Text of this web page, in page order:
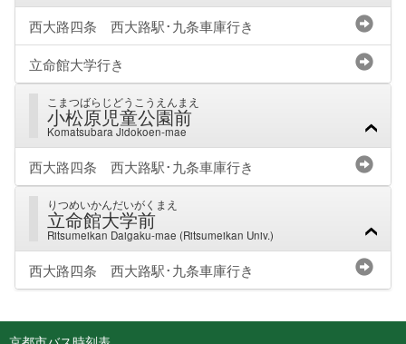
西大路四条 西大路駅･九条車庫行き
立命館大学行き
こまつばらじどうこうえんまえ
小松原児童公園前
Komatsubara Jidokoen-mae
西大路四条 西大路駅･九条車庫行き
りつめいかんだいがくまえ
立命館大学前
Ritsumeikan Daigaku-mae (Ritsumeikan Univ.)
西大路四条 西大路駅･九条車庫行き